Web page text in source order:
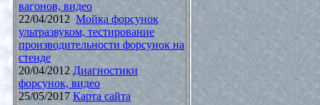
вагонов, видео
22/04/2012 Мойка форсунок
ультразвуком, тестирование
производительности форсунок на
стенде
20/04/2012 Диагностики
форсунок, видео
25/05/2017 Карта сайта